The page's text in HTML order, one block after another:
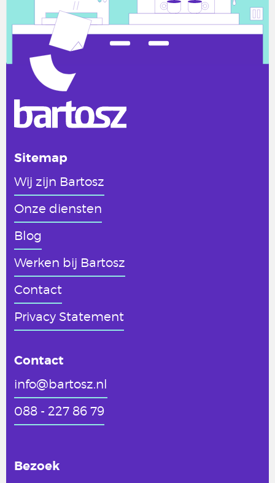
Sitemap
Wij zijn Bartosz
Onze diensten
Blog
Werken bij Bartosz
Contact
Privacy Statement
Contact
info@bartosz.nl
088 - 227 86 79
Bezoek